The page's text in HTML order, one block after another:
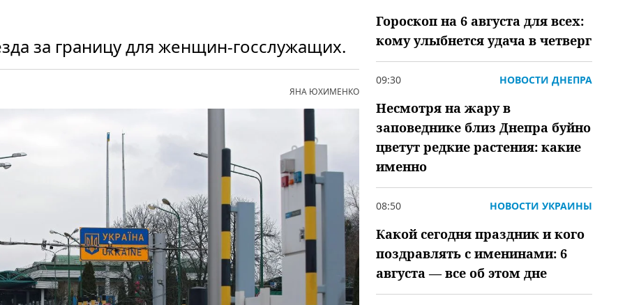
за границу для женщин-госслужащих.
ЯНА ЮХИМЕНКО
Гороскоп на 6 августа для всех:
кому улыбнется удача в четверг
09:30 НОВОСТИ ДНЕПРА
Несмотря на жару в
заповеднике близ Днепра буйно
цветут редкие растения: какие
именно
08:50 НОВОСТИ УКРАИНЫ
Какой сегодня праздник и кого
поздравлять с именинами: 6
августа — все об этом дне